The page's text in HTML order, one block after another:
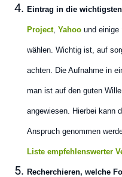
Eintrag in die
Project, Yahoo und einige
wählen. Wichtig ist, auf
achten. Die Aufnahme in
man ist auf den guten
angewiesen. Hierbei kann
Anspruch genommen
Liste empfehlenswerter
Recherchieren, welche